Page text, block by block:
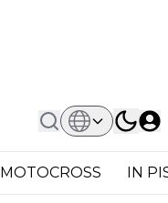
MOTOCROSS IN